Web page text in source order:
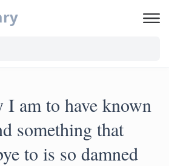
am to have known
something that
to is so damned